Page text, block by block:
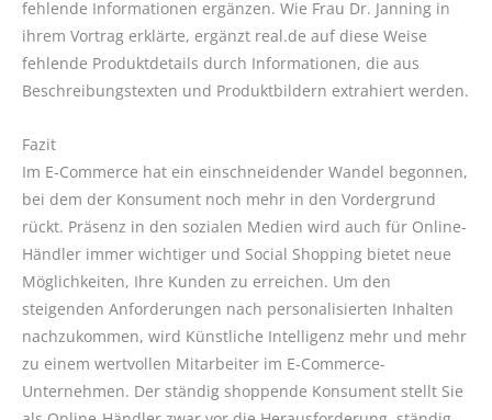
fehlende Informationen ergänzen. Wie Frau Dr. Janning in
ihrem Vortrag erklärte, ergänzt real.de auf diese Weise
fehlende Produktdetails durch Informationen, die aus
Beschreibungstexten und Produktbildern extrahiert werden.
Fazit
Im E-Commerce hat ein einschneidender Wandel begonnen,
bei dem der Konsument noch mehr in den Vordergrund
rückt. Präsenz in den sozialen Medien wird auch für Online-
Händler immer wichtiger und Social Shopping bietet neue
Möglichkeiten, Ihre Kunden zu erreichen. Um den
steigenden Anforderungen nach personalisierten Inhalten
nachzukommen, wird Künstliche Intelligenz mehr und mehr
zu einem wertvollen Mitarbeiter im E-Commerce-
Unternehmen. Der ständig shoppende Konsument stellt Sie